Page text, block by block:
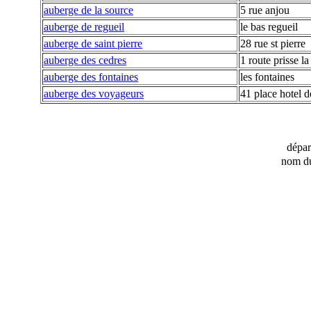
auberge de la source
5 rue anjou
auberge de regueil
le bas regueil
auberge de saint pierre
28 rue st pierre
auberge des cedres
1 route prisse
auberge des fontaines
les fontaines
auberge des voyageurs
41 place hotel
nom